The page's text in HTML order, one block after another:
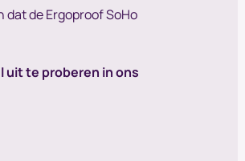
dat de Ergoproof SoHo
uit te proberen in ons